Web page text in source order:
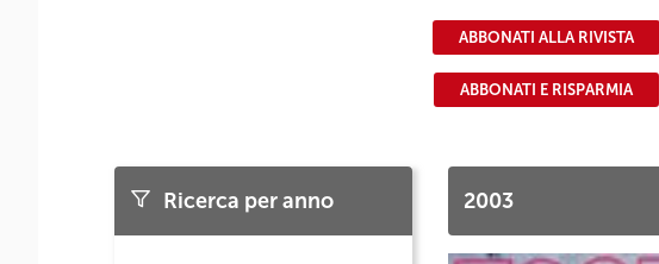
ABBONATI ALLA RIVISTA
ABBONATI E RISPARMIA
Ricerca per anno 2003